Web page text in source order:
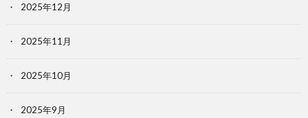
2025年12月
2025年11月
2025年10月
2025年9月